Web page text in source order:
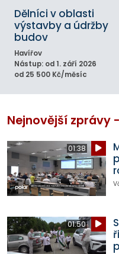
Dělníci v oblasti
výstavby a údržby
budov
Havířov
Nástup: od 1. září 2026
od 25 500 Kč/měsíc
Nejnovější zprávy
01:38
01:50